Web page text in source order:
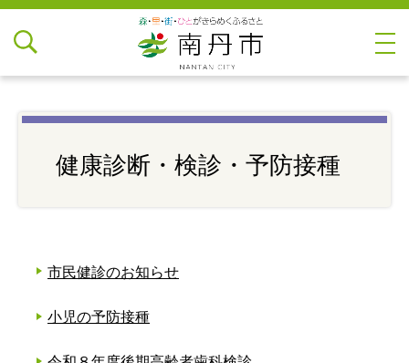
健康診断・検診・予防接種
市民健診のお知らせ
小児の予防接種